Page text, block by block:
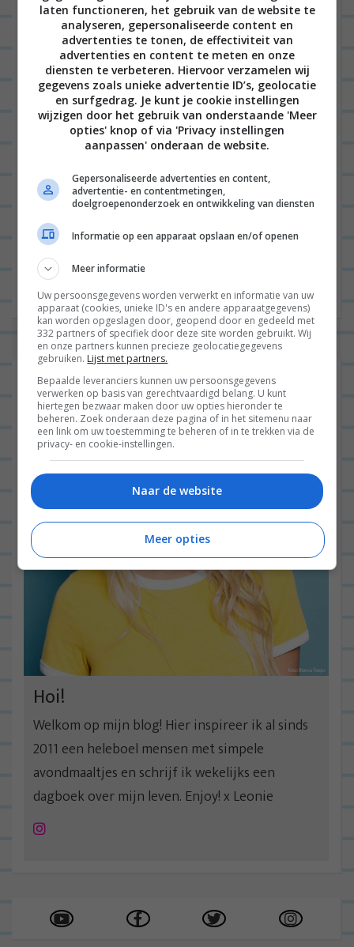
Naam*
Hoi!
Welkom op mijn blog! Hier inspireer ik al sinds
2011 een heleboel mensen met simpele
avondmaaltjes en schrijf ik wekelijks een
dagboek over mijn leven. Enjoy! x Leonie
Instagram
laten functioneren, het gebruik van de website te
analyseren, gepersonaliseerde content en
advertenties te tonen, de effectiviteit van
advertenties en content te meten en onze
diensten te verbeteren. Hiervoor verzamelen wij
gegevens zoals unieke advertentie ID’s, geolocatie
en surfgedrag. Je kunt je cookie instellingen
wijzigen door het gebruik van onderstaande 'Meer
opties' knop of via 'Privacy instellingen
aanpassen' onderaan de website.
Gepersonaliseerde advertenties en content,
advertentie- en contentmetingen,
doelgroepenonderzoek en ontwikkeling van diensten
Informatie op een apparaat opslaan en/of openen
Meer informatie
Uw persoonsgegevens worden verwerkt en informatie van uw
apparaat (cookies, unieke ID's en andere apparaatgegevens)
kan worden opgeslagen door, geopend door en gedeeld met
332 partners of specifiek door deze site worden gebruikt. Wij
en onze partners kunnen precieze geolocatiegegevens
gebruiken. Lijst met partners.
Bepaalde leveranciers kunnen uw persoonsgegevens
verwerken op basis van gerechtvaardigd belang. U kunt
hiertegen bezwaar maken door uw opties hieronder te
beheren. Zoek onderaan deze pagina of in het sitemenu naar
een link om uw toestemming te beheren of in te trekken via de
privacy- en cookie-instellingen.
Naar de website
Meer opties